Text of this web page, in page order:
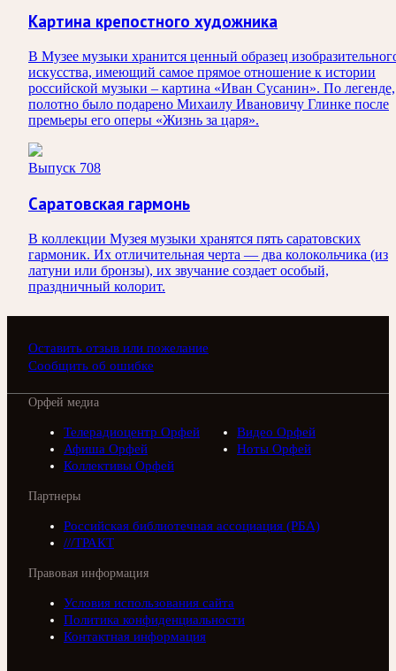
Картина крепостного художника
В Музее музыки хранится ценный образец
искусства, имеющий самое прямое отношение к истории
российской музыки – картина «Иван Сусанин». По легенде,
полотно было подарено Михаилу Ивановичу Глинке после
премьеры его оперы «Жизнь за царя».
Выпуск 708
Саратовская гармонь
В коллекции Музея музыки хранятся пять саратовских
гармоник. Их отличительная черта — два колокольчика (из
латуни или бронзы), их звучание создает особый,
праздничный колорит.
Оставить отзыв или пожелание
Сообщить об ошибке
Орфей медиа
Телерадиоцентр Орфей
Видео Орфей
Афиша Орфей
Ноты Орфей
Коллективы Орфей
Партнеры
Российская библиотечная ассоциация (РБА)
///ТРАКТ
Правовая информация
Условия использования сайта
Политика конфиденциальности
Контактная информация